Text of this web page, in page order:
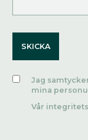
Jag
mina
Vår